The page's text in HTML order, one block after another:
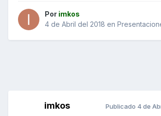
Por imkos
4 de Abril del 2018 en
imkos Publicado 4 de